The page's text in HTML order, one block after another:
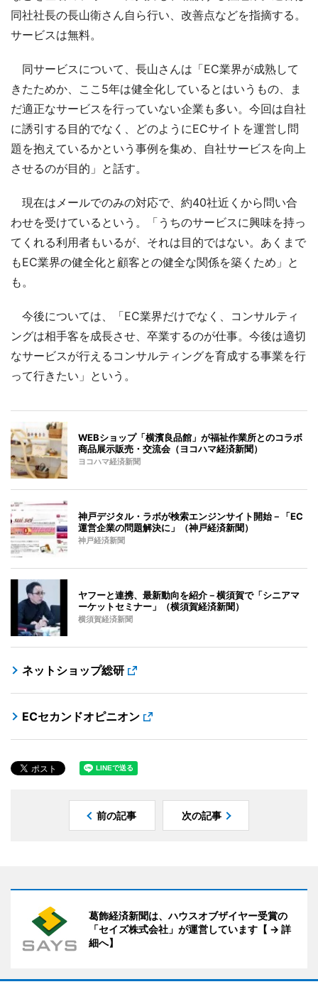
同社社長の長山衛さん自ら行い、改善点などを指摘する。
サービスは無料。
同サービスについて、長山さんは「EC業界が成熟して
きたためか、ここ5年は健全化しているとはいうもの、ま
だ適正なサービスを行っていない企業も多い。今回は自社
に誘引する目的でなく、どのようにECサイトを運営し問
題を抱えているかという事例を集め、自社サービスを向上
させるのが目的」と話す。
現在はメールでのみの対応で、約40社近くから問い合
わせを受けているという。「うちのサービスに興味を持っ
てくれる利用者もいるが、それは目的ではない。あくまで
もEC業界の健全化と顧客との健全な関係を築くため」と
も。
今後については、「EC業界だけでなく、コンサルティ
ングは相手客を成長させ、卒業するのが仕事。今後は適切
なサービスが行えるコンサルティングを育成する事業を行
って行きたい」という。
WEBショップ「横濱良品館」が福祉作業所とのコラボ
商品展示販売・交流会（ヨコハマ経済新聞）
ヨコハマ経済新聞
神戸デジタル・ラボが検索エンジンサイト開始－「EC
運営企業の問題解決に」（神戸経済新聞）
神戸経済新聞
ヤフーと連携、最新動向を紹介－横須賀で「シニアマ
ーケットセミナー」（横須賀経済新聞）
横須賀経済新聞
ネットショップ総研
ECセカンドオピニオン
前の記事 次の記事
葛飾経済新聞は、ハウスオブザイヤー受賞の
「セイズ株式会社」が運営しています【 → 詳
細へ】